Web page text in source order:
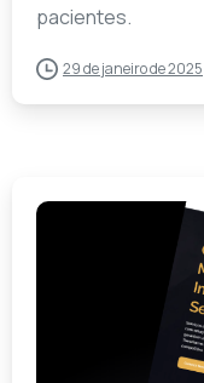
pacientes.
29 de janeiro de 2025